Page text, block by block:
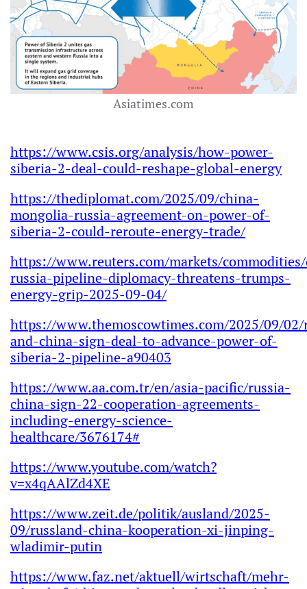
Asiatimes.com
https://www.csis.org/analysis/how-power-
siberia-2-deal-could-reshape-global-energy
https://thediplomat.com/2025/09/china-
mongolia-russia-agreement-on-power-of-
siberia-2-could-reroute-energy-trade/
https://www.reuters.com/markets/
russia-pipeline-diplomacy-threatens-trumps-
energy-grip-2025-09-04/
https://www.themoscowtimes.com/2025/09/
and-china-sign-deal-to-advance-power-of-
siberia-2-pipeline-a90403
https://www.aa.com.tr/en/asia-pacific/russia-
china-sign-22-cooperation-agreements-
including-energy-science-
healthcare/3676174#
https://www.youtube.com/watch?
v=x4qAAlZd4XE
https://www.zeit.de/politik/ausland/2025-
09/russland-china-kooperation-xi-jinping-
wladimir-putin
https://www.faz.net/aktuell/wirtschaft/mehr-